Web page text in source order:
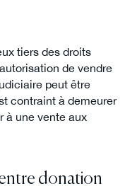
tiers des droits
de vendre
peut être
contraint à demeurer
à une vente aux
donation